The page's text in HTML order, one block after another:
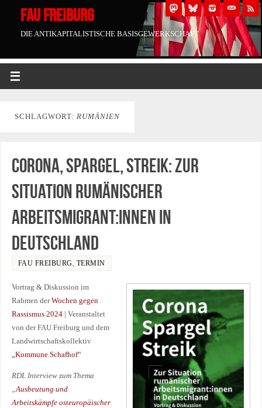
FAU FREIBURG
DIE ANTIKAPITALISTISCHE BASISGEWERKSCHAFT
SCHLAGWORT: RUMÄNIEN
Corona, Spargel, Streik: Zur
Situation rumänischer
Arbeitsmigrant:innen in
Deutschland
FAU FREIBURG, TERMIN
Vortrag & Diskussion im
Rahmen derWochen gegen
Rassismus 2024| Veranstaltet
von der FAU Freiburg und dem
Landwirtschaftskollektiv
„Kommune Schafhof“
RDL Interview zum Thema
„Ausbeutung und
Arbeitskämpfe osteuropäischer